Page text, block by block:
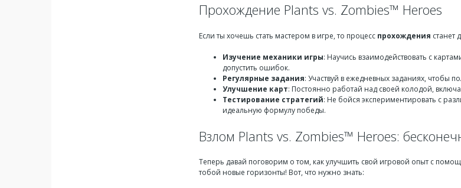
Прохождение Plants vs. Zombies™ Heroes
Если ты хочешь стать мастером в игре, то процесс прохождения станет
Изучение механики игры: Научись взаимодействовать с
допустить ошибок.
Регулярные задания: Участвуй в ежедневных заданиях, чтобы
Улучшение карт: Постоянно работай над своей колодой,
Тестирование стратегий: Не бойся экспериментировать с
идеальную формулу победы.
Взлом Plants vs. Zombies™ Heroes:
Теперь давай поговорим о том, как улучшить свой игровой опыт с
тобой новые горизонты! Вот, что нужно знать: